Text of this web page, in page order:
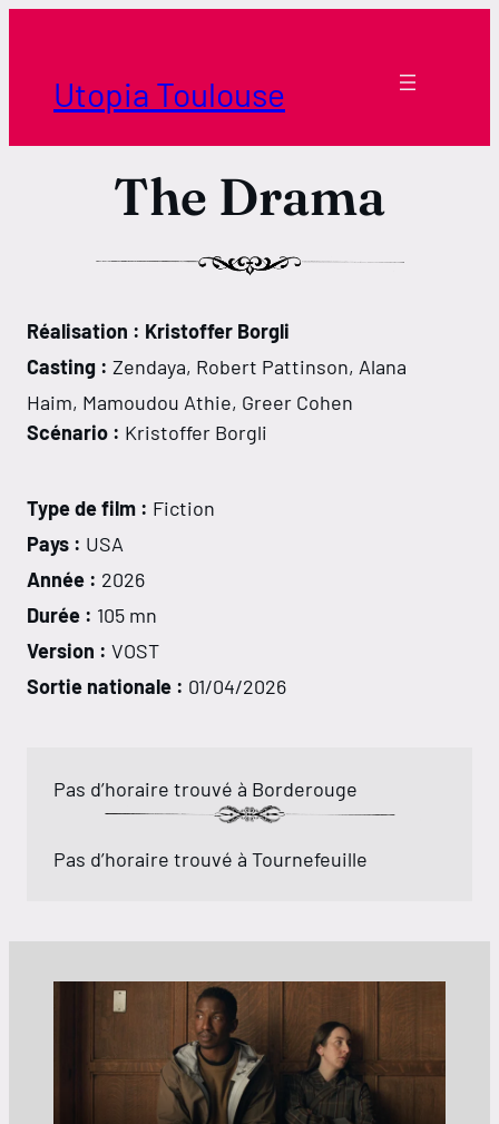
contenuUtopia Toulouse
Horaires Borderouge
Horaires Tournefeuille
The Drama
Réalisation : Kristoffer Borgli
Casting : Zendaya, Robert Pattinson, Alana
Haim, Mamoudou Athie, Greer Cohen
Scénario : Kristoffer Borgli
Type de film : Fiction
Pays : USA
Année : 2026
Durée : 105 mn
Version : VOST
Sortie nationale : 01/04/2026
Pas d’horaire trouvé à Borderouge
Pas d’horaire trouvé à Tournefeuille